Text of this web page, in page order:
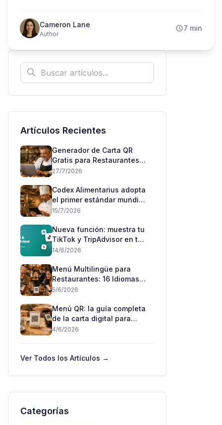
propietarios de restaurantes y cómo evitarlos.
Cameron Lane
Author
7 min
Artículos Recientes
Generador de Carta QR
Gratis para Restaurantes
(Sin Tarjeta)
27/7/2026
Codex Alimentarius adopta
el primer estándar mundial
'puede contener': qué
restaurantes en España
15/7/2026
Nueva función: muestra tu
TikTok y TripAdvisor en tu
menú 📲
14/6/2026
Menú Multilingüe para
Restaurantes: 16 Idiomas
con un Código QR (2026)
5/6/2026
Menú QR: la guía completa
de la carta digital para
restaurantes (2026)
4/6/2026
Ver Todos los Artículos →
Categorías